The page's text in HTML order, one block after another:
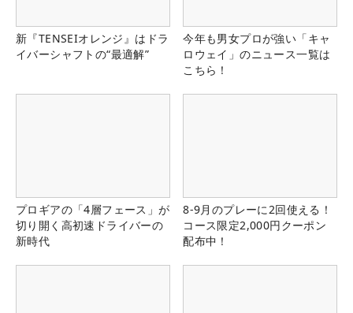
新『TENSEIオレンジ』はドラ
イバーシャフトの“最適解”
今年も男女プロが強い「キャ
ロウェイ」のニュース一覧は
こちら！
プロギアの「4層フェース」が
切り開く高初速ドライバーの
新時代
8-9月のプレーに2回使える！
コース限定2,000円クーポン
配布中！